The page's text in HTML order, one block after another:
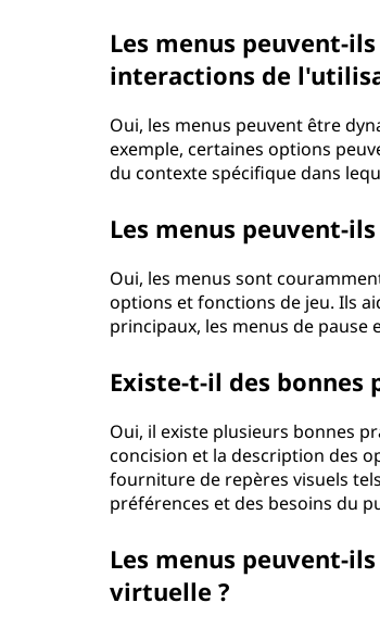
Les menus peuvent-
interactions de
Oui, les menus peuvent être
exemple, certaines options
du contexte spécifique dans
Les menus peuvent-
Oui, les menus sont
options et fonctions de jeu. Ils
principaux, les menus de pause
Existe-t-il des bonnes
Oui, il existe plusieurs bonnes
concision et la description des
fourniture de repères visuels
préférences et des besoins du
Les menus peuvent-
virtuelle ?